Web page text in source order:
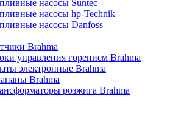
насосы Suntec
насосы hp-Technik
насосы Danfoss
Brahma
управления горением Brahma
электронные Brahma
Brahma
розжига Brahma